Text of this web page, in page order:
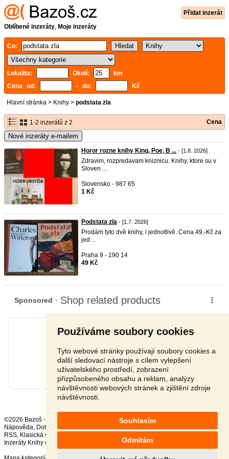
Používáme soubory cookies
Tyto webové stránky používají soubory cookies a
další sledovací nástroje s cílem vylepšení
uživatelského prostředí, zobrazení
přizpůsobeného obsahu a reklam, analýzy
návštěvnosti webových stránek a zjištění zdroje
návštěvnosti.
Souhlasím
Odmítám
Přidat inzerát
Oblíbené inzeráty, Moje inzeráty
Co:
Lokalita: Okolí:
km
Cena od:
- do: Kč
Hlavní stránka > Knihy > podstata zla
1-2 inzerátů z 2 Cena
Nové inzeráty e-mailem
Horor rozne knihy King, Poe, B ... - [1.8. 2026]
Zdravim, rozpredavam kniznicu. Knihy, ktore su v
Sloven ...
Slovensko - 987 65
1 Kč
Podstata zla - [1.7. 2026]
Prodám tyto dvě knihy, i jednotlivě. Cena 49,-Kč za
jed ...
Praha 9 - 190 14
49 Kč
©2026 Bazoš -
Nápověda, Dotazy ,
,
RSS,
Inzeráty Knihy celkem:
, za 24 hodin:1011